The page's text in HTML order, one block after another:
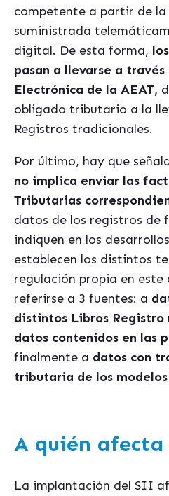
competente a partir de
suministrada
digital. De esta forma,
pasan a llevarse a través
Electrónica de la AEAT,
obligado tributario a la
Registros tradicionales.
Por último, hay que
no implica enviar las
Tributarias
datos de los registros de
indiquen en los
establecen los distintos
regulación propia en este
referirse a 3 fuentes: a
distintos Libros Registro
datos contenidos en las
finalmente a datos con
tributaria de los modelos
A quién
La implantación del SII